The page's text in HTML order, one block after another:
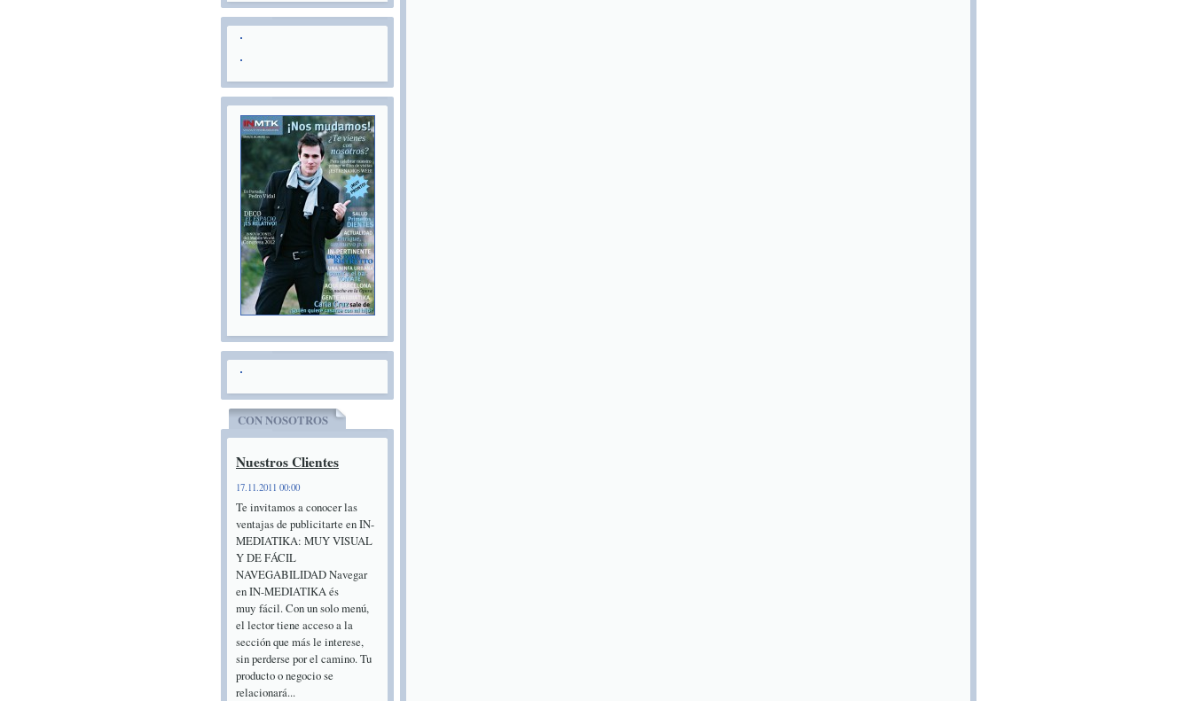
CON NOSOTROS
Nuestros Clientes
17.11.2011 00:00
Te invitamos a conocer las
ventajas de publicitarte en IN-
MEDIATIKA: MUY VISUAL
Y DE FÁCIL
NAVEGABILIDAD Navegar
en IN-MEDIATIKA és
muy fácil. Con un solo menú,
el lector tiene acceso a la
sección que más le interese,
sin perderse por el camino. Tu
producto o negocio se
relacionará...